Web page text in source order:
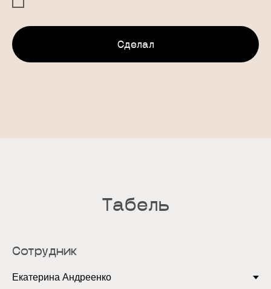
Сделал
Табель
Сотрудник